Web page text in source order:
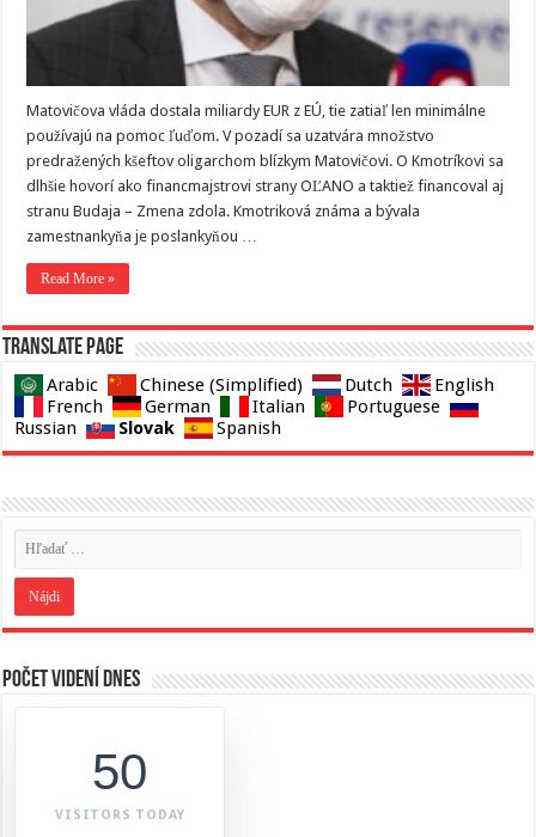
Matovičova vláda dostala miliardy EUR z EÚ, tie zatiaľ len minimálne
používajú na pomoc ľuďom. V pozadí sa uzatvára množstvo
predražených kšeftov oligarchom blízkym Matovičovi. O Kmotríkovi sa
dlhšie hovorí ako financmajstrovi strany OĽANO a taktiež financoval aj
stranu Budaja – Zmena zdola. Kmotriková známa a bývala
zamestnankyňa je poslankyňou …
Read More »
Translate page
Arabic Chinese (Simplified) Dutch
English
French
German Italian
Portuguese
Russian
Slovak Spanish
Počet videní dnes
50
VISITORS TODAY